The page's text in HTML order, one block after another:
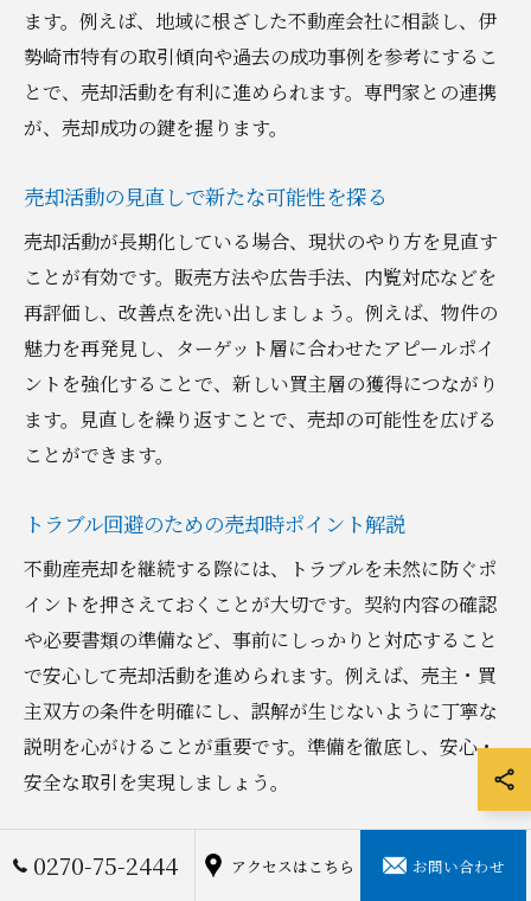
ます。例えば、地域に根ざした不動産会社に相談し、伊
勢崎市特有の取引傾向や過去の成功事例を参考にするこ
とで、売却活動を有利に進められます。専門家との連携
が、売却成功の鍵を握ります。
売却活動の見直しで新たな可能性を探る
売却活動が長期化している場合、現状のやり方を見直す
ことが有効です。販売方法や広告手法、内覧対応などを
再評価し、改善点を洗い出しましょう。例えば、物件の
魅力を再発見し、ターゲット層に合わせたアピールポイ
ントを強化することで、新しい買主層の獲得につながり
ます。見直しを繰り返すことで、売却の可能性を広げる
ことができます。
トラブル回避のための売却時ポイント解説
不動産売却を継続する際には、トラブルを未然に防ぐポ
イントを押さえておくことが大切です。契約内容の確認
や必要書類の準備など、事前にしっかりと対応すること
で安心して売却活動を進められます。例えば、売主・買
主双方の条件を明確にし、誤解が生じないように丁寧な
説明を心がけることが重要です。準備を徹底し、安心・
安全な取引を実現しましょう。
継続売却で成果を出すための自己分析法
0270-75-2444 アクセスはこちら お問い合わせ